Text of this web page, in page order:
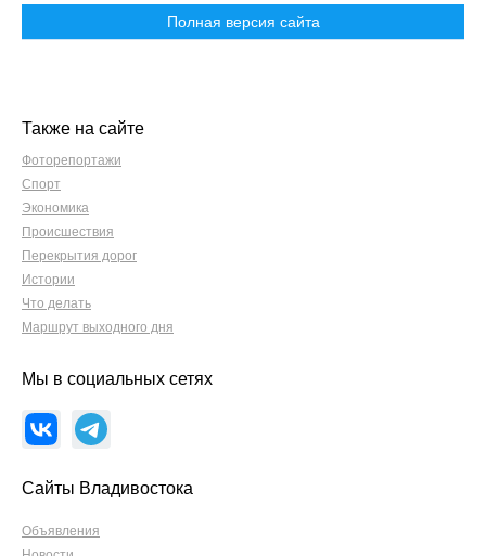
Полная версия сайта
Также на сайте
Фоторепортажи
Спорт
Экономика
Происшествия
Перекрытия дорог
Истории
Что делать
Маршрут выходного дня
Мы в социальных сетях
Сайты Владивостока
Объявления